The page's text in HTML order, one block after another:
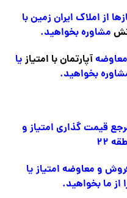
از املاک ایران زمین با
مشاوره بخواهید.
آپارتمان با امتیاز یا
بخواهید.
قیمت گذاری امتیاز و
۲۲
و معاوضه امتیاز یا
از ما بخواهید.